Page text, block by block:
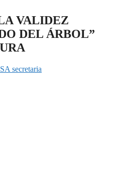
VALIDEZ
DEL ÁRBOL”
secretaria